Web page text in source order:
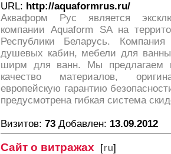
URL: http://aquaformrus.ru/
Акваформ Рус является
компании Aquaform SA на
Республики Беларусь. Компания
душевых кабин, мебели для
ширм для ванн. Мы предлагаем
качество материалов,
европейскую гарантию
предусмотрена гибкая система
Визитов: 73 Добавлен: 13.09.2012
Сайт о витражах [ru]